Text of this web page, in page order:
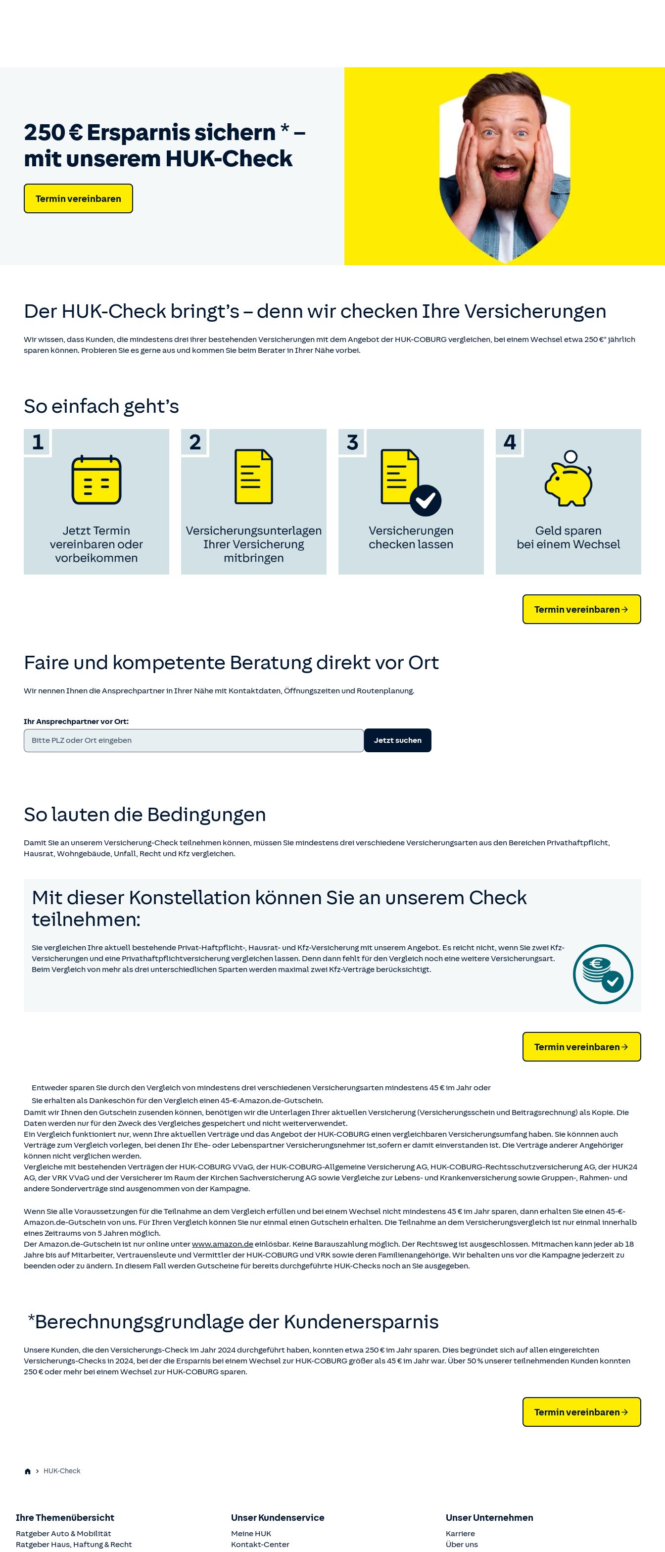
250 € Ersparnis sichern * –
mit unserem HUK-Check
Termin vereinbaren
Der HUK-Check bringt’s – denn wir checken Ihre Versicherungen
Wir wissen, dass Kunden, die mindestens drei ihrer bestehenden Versicherungen mit dem Angebot der HUK-COBURG vergleichen, bei einem Wechsel etwa 250 €* jährlich
sparen können. Probieren Sie es gerne aus und kommen Sie beim Berater in Ihrer Nähe vorbei.
So einfach geht’s
Termin vereinbaren
Faire und kompetente Beratung direkt vor Ort
Wir nennen Ihnen die Ansprechpartner in Ihrer Nähe mit Kontaktdaten, Öffnungszeiten und Routenplanung.
Ihr Ansprechpartner vor Ort:
Jetzt suchen
So lauten die Bedingungen
Damit Sie an unserem Versicherung-Check teilnehmen können, müssen Sie mindestens drei verschiedene Versicherungsarten aus den Bereichen Privathaftpflicht,
Hausrat, Wohngebäude, Unfall, Recht und Kfz vergleichen.
Mit dieser Konstellation können Sie an unserem Check
teilnehmen:
Sie vergleichen Ihre aktuell bestehende Privat-Haftpflicht-, Hausrat- und Kfz-Versicherung mit unserem Angebot. Es reicht nicht, wenn Sie zwei Kfz-
Versicherungen und eine Privathaftpflichtversicherung vergleichen lassen. Denn dann fehlt für den Vergleich noch eine weitere Versicherungsart.
Beim Vergleich von mehr als drei unterschiedlichen Sparten werden maximal zwei Kfz-Verträge berücksichtigt.
Termin vereinbaren
Entweder sparen Sie durch den Vergleich von mindestens drei verschiedenen Versicherungsarten mindestens 45 € im Jahr oder
Sie erhalten als Dankeschön für den Vergleich einen 45-€-Amazon.de-Gutschein.
Damit wir Ihnen den Gutschein zusenden können, benötigen wir die Unterlagen Ihrer aktuellen Versicherung (Versicherungsschein und Beitragsrechnung) als Kopie. Die
Daten werden nur für den Zweck des Vergleiches gespeichert und nicht weiterverwendet.
Ein Vergleich funktioniert nur, wenn Ihre aktuellen Verträge und das Angebot der HUK-COBURG einen vergleichbaren Versicherungsumfang haben. Sie könnnen auch
Verträge zum Vergleich vorlegen, bei denen Ihr Ehe- oder Lebenspartner Versicherungsnehmer ist,sofern er damit einverstanden ist. Die Verträge anderer Angehöriger
können nicht verglichen werden.
Vergleiche mit bestehenden Verträgen der HUK-COBURG VVaG, der HUK-COBURG-Allgemeine Versicherung AG, HUK-COBURG-Rechtsschutzversicherung AG, der HUK24
AG, der VRK VVaG und der Versicherer im Raum der Kirchen Sachversicherung AG sowie Vergleiche zur Lebens- und Krankenversicherung sowie Gruppen-, Rahmen- und
andere Sonderverträge sind ausgenommen von der Kampagne.
Wenn Sie alle Voraussetzungen für die Teilnahme an dem Vergleich erfüllen und bei einem Wechsel nicht mindestens 45 € im Jahr sparen, dann erhalten Sie einen 45-€-
Amazon.de-Gutschein von uns. Für Ihren Vergleich können Sie nur einmal einen Gutschein erhalten. Die Teilnahme an dem Versicherungsvergleich ist nur einmal innerhalb
eines Zeitraums von 5 Jahren möglich.
Der Amazon.de-Gutschein ist nur online unterwww.amazon.deeinlösbar. Keine Barauszahlung möglich. Der Rechtsweg ist ausgeschlossen. Mitmachen kann jeder ab 18
Jahre bis auf Mitarbeiter, Vertrauensleute und Vermittler der HUK-COBURG und VRK sowie deren Familienangehörige. Wir behalten uns vor die Kampagne jederzeit zu
beenden oder zu ändern. In diesem Fall werden Gutscheine für bereits durchgeführte HUK-Checks noch an Sie ausgegeben.
*Berechnungsgrundlage der Kundenersparnis
Unsere Kunden, die den Versicherungs-Check im Jahr 2024 durchgeführt haben, konnten etwa 250 € im Jahr sparen. Dies begründet sich auf allen eingereichten
Versicherungs-Checks in 2024, bei der die Ersparnis bei einem Wechsel zur HUK-COBURG größer als 45 € im Jahr war. Über 50 % unserer teilnehmenden Kunden konnten
250 € oder mehr bei einem Wechsel zur HUK-COBURG sparen.
Termin vereinbaren
HUK-Check
Ihre Themenübersicht
Ratgeber Auto & Mobilität
Ratgeber Haus, Haftung & Recht
Unser Kundenservice
Meine HUK
Kontakt-Center
Unser Unternehmen
Karriere
Über uns